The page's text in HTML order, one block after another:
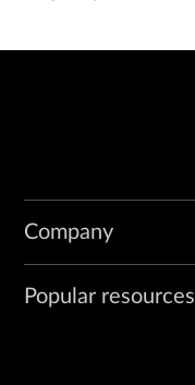
Company
Popular resources